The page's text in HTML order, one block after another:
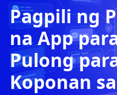
Pagpili ng
na App
Pulong
Koponan